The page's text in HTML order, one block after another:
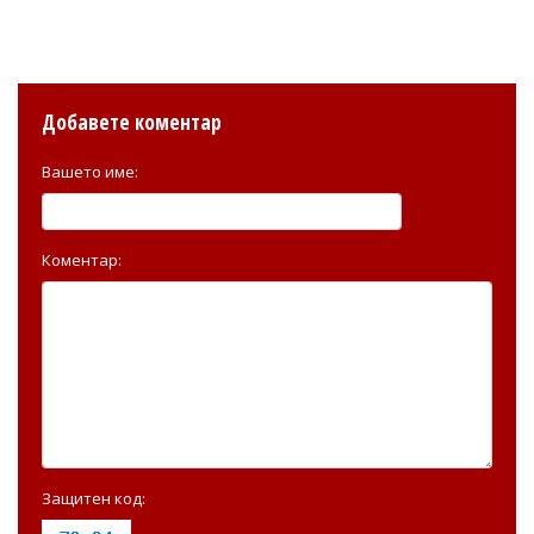
Добавете коментар
Вашето име:
Коментар:
Защитен код: